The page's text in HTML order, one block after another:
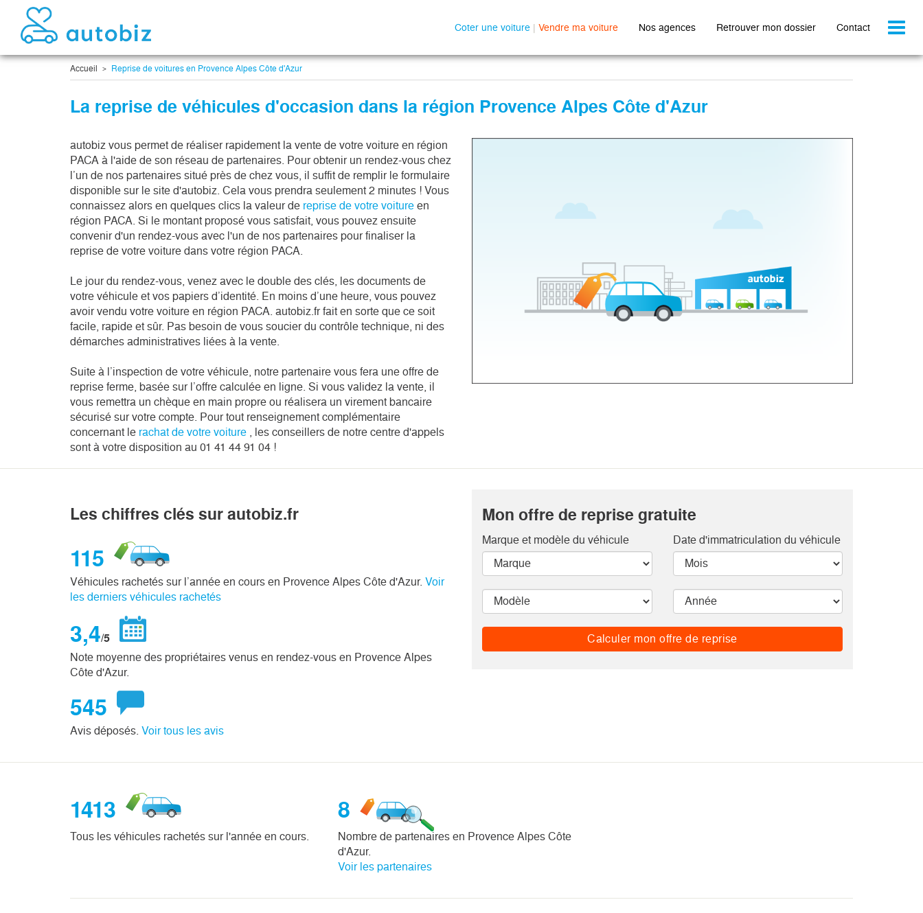
Coter une voiture | Vendre ma voiture Nos agences Retrouver mon dossier Contact
Accueil Reprise de voitures en Provence Alpes Côte d'Azur
La reprise de véhicules d'occasion dans la région Provence Alpes Côte d'Azur
autobiz vous permet de réaliser rapidement la vente de votre voiture en région
PACA à l'aide de son réseau de partenaires. Pour obtenir un rendez-vous chez
l’un de nos partenaires situé près de chez vous, il suffit de remplir le formulaire
disponible sur le site d'autobiz. Cela vous prendra seulement 2 minutes ! Vous
connaissez alors en quelques clics la valeur de reprise de votre voiture en
région PACA. Si le montant proposé vous satisfait, vous pouvez ensuite
convenir d'un rendez-vous avec l'un de nos partenaires pour finaliser la
reprise de votre voiture dans votre région PACA.
Le jour du rendez-vous, venez avec le double des clés, les documents de
votre véhicule et vos papiers d’identité. En moins d’une heure, vous pouvez
avoir vendu votre voiture en région PACA. autobiz.fr fait en sorte que ce soit
facile, rapide et sûr. Pas besoin de vous soucier du contrôle technique, ni des
démarches administratives liées à la vente.
Suite à l’inspection de votre véhicule, notre partenaire vous fera une offre de
reprise ferme, basée sur l’offre calculée en ligne. Si vous validez la vente, il
vous remettra un chèque en main propre ou réalisera un virement bancaire
sécurisé sur votre compte. Pour tout renseignement complémentaire
concernant le rachat de votre voiture , les conseillers de notre centre d'appels
sont à votre disposition au 01 41 44 91 04 !
Les chiffres clés sur autobiz.fr
115
Véhicules rachetés sur l’année en cours en Provence Alpes Côte d'Azur. Voir
les derniers véhicules rachetés
3,4/5
Note moyenne des propriétaires venus en rendez-vous en Provence Alpes
Côte d'Azur.
545
Avis déposés. Voir tous les avis
Mon offre de reprise gratuite
Marque et modèle du véhicule Date d'immatriculation du véhicule
Calculer mon offre de reprise
1413
Tous les véhicules rachetés sur l'année en cours.
8
Nombre de partenaires en Provence Alpes Côte
d'Azur.
Voir les partenaires